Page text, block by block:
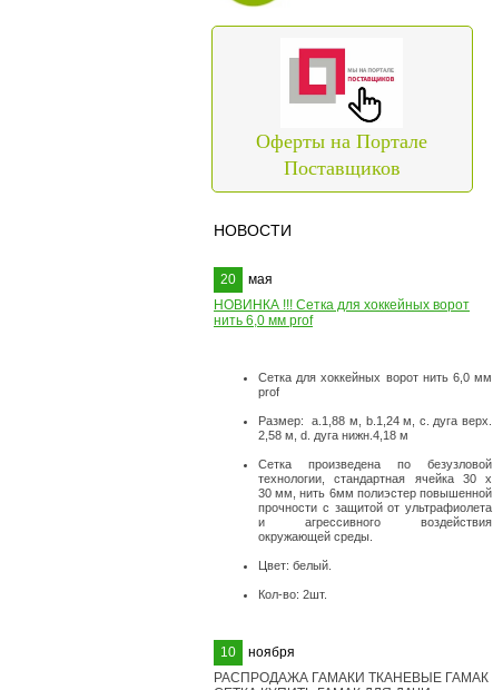
Оферты на Портале
Поставщиков
НОВОСТИ
20
мая
НОВИНКА !!! Сетка для хоккейных ворот
нить 6,0 мм prof
Сетка для хоккейных ворот нить 6,0 мм
prof
Размер: а.1,88 м, b.1,24 м, с. дуга верх.
2,58 м, d. дуга нижн.4,18 м
Сетка произведена по безузловой
технологии, стандартная ячейка 30 х
30 мм, нить 6мм полиэстер повышенной
прочности с защитой от ультрафиолета
и агрессивного воздействия
окружающей среды.
Цвет: белый.
Кол-во: 2шт.
10
ноября
РАСПРОДАЖА ГАМАКИ ТКАНЕВЫЕ ГАМАК